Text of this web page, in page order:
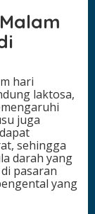
hari
laktosa,
juga
sehingga
darah yang
pasaran
yang